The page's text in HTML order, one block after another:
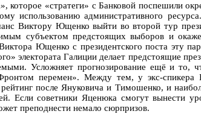
которое «стратеги» с Банковой поспешили
использованию административного
Виктору Ющенко выйти во второй тур
субъектом предстоящих выборов и
Ющенко с президентского поста эту
электората Галиции делает предстоящие
Усложняет прогнозирование ещё и то,
перемен». Между тем, у экс-спикера
после Януковича и Тимошенко, и
Если советники Яценюка смогут вынести
преподнести немало сюрпризов.